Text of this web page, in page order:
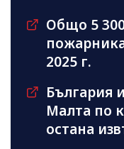
Общо 5
2025 г.
България
Малта по
остана